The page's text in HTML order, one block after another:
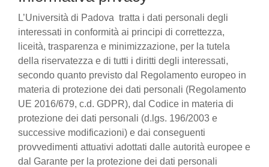
L’Università di Padova tratta i dati personali degli
interessati in conformità ai principi di correttezza,
liceità, trasparenza e minimizzazione, per la tutela
della riservatezza e di tutti i diritti degli interessati,
secondo quanto previsto dal Regolamento europeo in
materia di protezione dei dati personali (Regolamento
UE 2016/679, c.d. GDPR), dal Codice in materia di
protezione dei dati personali (d.lgs. 196/2003 e
successive modificazioni) e dai conseguenti
provvedimenti attuativi adottati dalle autorità europee e
dal Garante per la protezione dei dati personali